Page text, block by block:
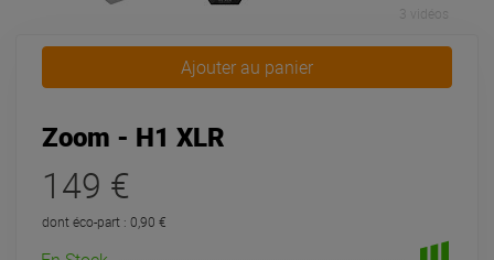
3 vidéos
Ajouter au panier
Zoom - H1 XLR
149 €
dont éco-part : 0,90 €